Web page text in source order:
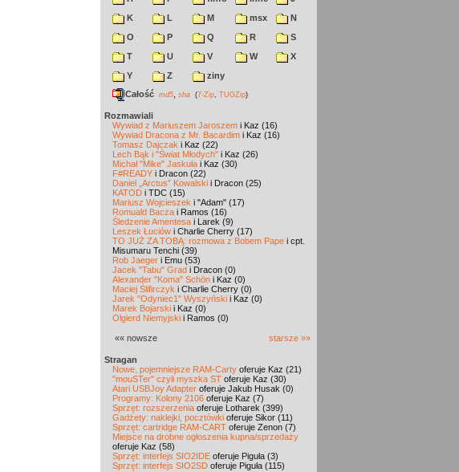
K
L M msx
N
O
P Q R
S
T
U V W
X
Y
Z
ziny
Całość md5 sha (7-Zip TUGZip)
Rozmawiali
Wywiad z Mariuszem Jaroszem i Kaz (16)
Wywiad Dracona z Mr. Bacardim i Kaz (16)
Tomasz Dajczak i Kaz (22)
Lech Bąk i "Świat Młodych" i Kaz (26)
Michał "Mike" Jaskuła i Kaz (30)
F#READY i Dracon (22)
Daniel „Arctus” Kowalski i Dracon (25)
KATOD i TDC (15)
Mariusz Wojcieszek i "Adam" (17)
Romuald Bacza i Ramos (16)
Śledzenie Amentesa i Larek (9)
Leszek Łuciów i Charlie Cherry (17)
TO JUŻ ZA TOBĄ: rozmowa z Bobem Pape i cpt.
Misumaru Tenchi (39)
Rob Jaeger i Emu (53)
Jacek "Tabu" Grad i Dracon (0)
Alexander "Koma" Schön i Kaz (0)
Maciej Ślifirczyk i Charlie Cherry (0)
Jarek "Odyniec1" Wyszyński i Kaz (0)
Marek Bojarski i Kaz (0)
Olgierd Niemyjski i Ramos (0)
«« nowsze starsze »»
Stragan
Nowe, pojemniejsze RAM-Carty oferuje Kaz (21)
"mouSTer" czyli myszka ST oferuje Kaz (30)
Atari USBJoy Adapter oferuje Jakub Husak (0)
Programy: Kolony 2106 oferuje Kaz (7)
Sprzęt: rozszerzenia oferuje Lotharek (399)
Gadżety: naklejki, pocztówki oferuje Sikor (11)
Sprzęt: cartridge RAM-CART oferuje Zenon (7)
Miejsce na drobne ogłoszenia kupna/sprzedaży
oferuje Kaz (58)
Sprzęt: interfejs SIO2IDE oferuje Piguła (3)
Sprzęt: interfejs SIO2SD oferuje Piguła (115)